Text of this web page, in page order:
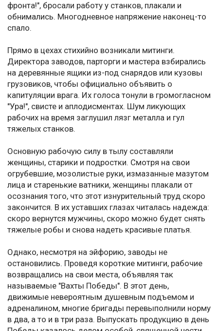
фронта!", бросали работу у станков, плакали и
обнимались. Многодневное напряжение наконец-то
спало.
Прямо в цехах стихийно возникали митинги.
Директора заводов, парторги и мастера взбирались
на деревянные ящики из-под снарядов или кузовы
грузовиков, чтобы официально объявить о
капитуляции врага. Их голоса тонули в громогласном
"Ура!", свисте и аплодисментах. Шум ликующих
рабочих на время заглушил лязг металла и гул
тяжелых станков.
Основную рабочую силу в тылу составляли
женщины, старики и подростки. Смотря на свои
огрубевшие, мозолистые руки, измазанные мазутом
лица и старенькие ватники, женщины плакали от
осознания того, что этот изнурительный труд скоро
закончится. В их уставших глазах читалась надежда:
скоро вернутся мужчины, скоро можно будет снять
тяжелые робы и снова надеть красивые платья.
Однако, несмотря на эйфорию, заводы не
остановились. Проведя короткие митинги, рабочие
возвращались на свои места, объявляя так
называемые "Вахты Победы". В этот день,
движимые невероятным душевным подъемом и
адреналином, многие бригады перевыполнили норму
в два, а то и в три раза. Выпускать продукцию в день